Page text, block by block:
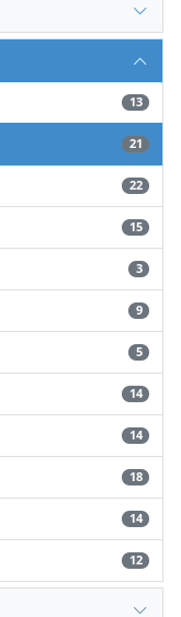
13
21
22
15
3
9
5
14
14
18
14
12